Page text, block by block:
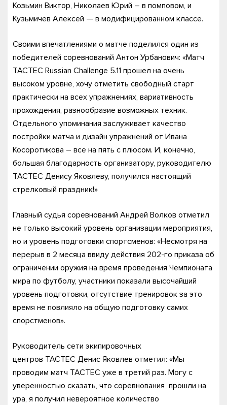
Козьмин Виктор, Николаев Юрий – в помповом, и
Кузьмичев Алексей — в модифицированном классе.
Своими впечатлениями о матче поделился один из
победителей соревнований Антон Урбанович: «Матч
TACTEC Russian Challenge 5.11 прошел на очень
высоком уровне, хочу отметить свободный старт
практически на всех упражнениях, вариативность
прохождения, разнообразие возможных техник.
Отдельного упоминания заслуживает качество
постройки матча и дизайн упражнений от Ивана
Косоротикова – все на пять с плюсом. И, конечно,
большая благодарность организатору, руководителю
TACTEC Денису Яковлеву, получился настоящий
стрелковый праздник!»
Главный судья соревнований Андрей Волков отметил
не только высокий уровень организации мероприятия,
но и уровень подготовки спортсменов: «Несмотря на
перерыв в 2 месяца ввиду действия 202-го приказа об
ограничении оружия на время проведения Чемпионата
мира по футболу, участники показали высочайший
уровень подготовки, отсутствие тренировок за это
время не повлияло на общую подготовку самих
спорстменов».
Руководитель сети экипировочных
центров TACTEC Денис Яковлев отметил: «Мы
проводим матч TACTEC уже в третий раз. Могу с
уверенностью сказать, что соревнования прошли на
ура, я получил невероятное количество